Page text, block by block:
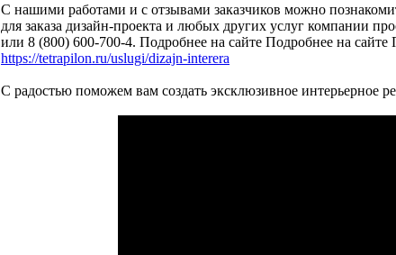
С нашими работами и с отзывами заказчиков можно
для заказа дизайн-проекта и любых других услуг компании
или 8 (800) 600-700-4. Подробнее на сайте Подробнее на сайте
https://tetrapilon.ru/uslugi/dizajn-interera
С радостью поможем вам создать эксклюзивное интерьерное